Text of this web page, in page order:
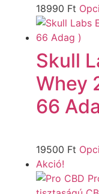
18990 Ft
Skull
Whey
66
19500 Ft
Akció!